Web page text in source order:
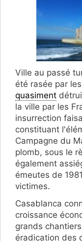
Ville au passé
été rasée par
quasiment
la ville par les
insurrection
constituant
Campagne du
plomb, sous le
également
émeutes de
victimes.
Casablanca
croissance
grands
éradication des